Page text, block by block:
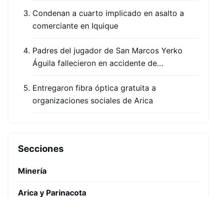
Condenan a cuarto implicado en asalto a
comerciante en Iquique
Padres del jugador de San Marcos Yerko
Águila fallecieron en accidente de…
Entregaron fibra óptica gratuita a
organizaciones sociales de Arica
Secciones
Minería
Arica y Parinacota